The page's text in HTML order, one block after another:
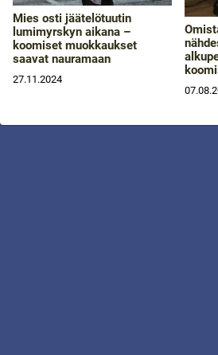
Mies osti jäätelötuutin
lumimyrskyn aikana –
koomiset muokkaukset
saavat nauramaan
27.11.2024